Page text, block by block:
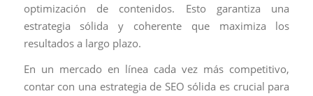
optimización de contenidos. Esto garantiza una
estrategia sólida y coherente que maximiza los
resultados a largo plazo.
En un mercado en línea cada vez más competitivo,
contar con una estrategia de SEO sólida es crucial para